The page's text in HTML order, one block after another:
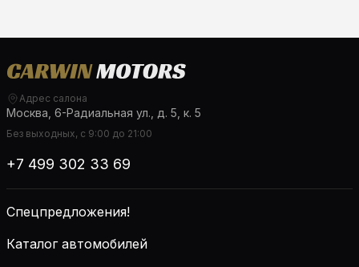
Адрес салона
Москва, 6-Радиальная ул., д. 5, к. 5
Без выходных, с 9:00 до 21:00
+7 499 302 33 69
Спецпредложения!
Каталог автомобилей